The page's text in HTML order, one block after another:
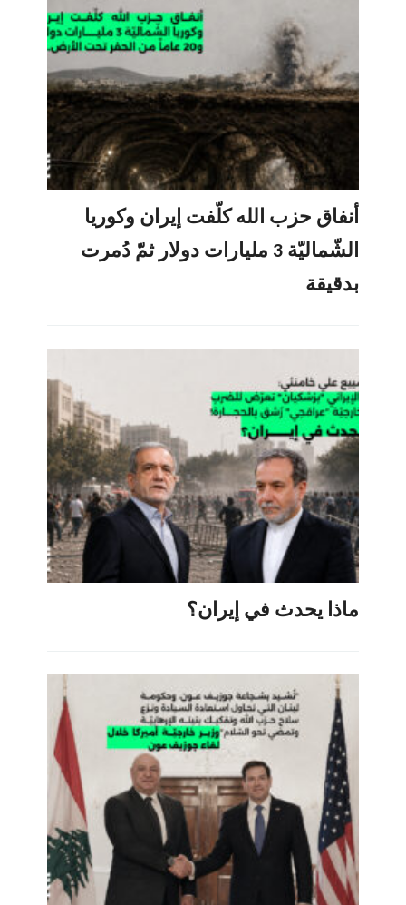
أنفاق حزب الله كلّفت إيران وكوريا
الشّماليّة 3 مليارات دولار ثمّ دُمرت
بدقيقة
ماذا يحدث في إيران؟